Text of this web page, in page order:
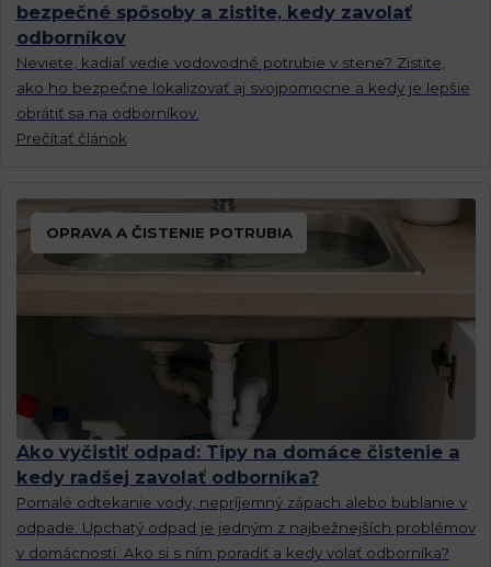
bezpečné spôsoby a zistite, kedy zavolať
odborníkov
Neviete, kadiaľ vedie vodovodné potrubie v stene? Zistite,
ako ho bezpečne lokalizovať aj svojpomocne a kedy je lepšie
obrátiť sa na odborníkov.
Prečítať článok
OPRAVA A ČISTENIE POTRUBIA
Ako vyčistiť odpad: Tipy na domáce čistenie a
kedy radšej zavolať odborníka?
Pomalé odtekanie vody, nepríjemný zápach alebo bublanie v
odpade. Upchatý odpad je jedným z najbežnejších problémov
v domácnosti. Ako si s ním poradiť a kedy volať odborníka?